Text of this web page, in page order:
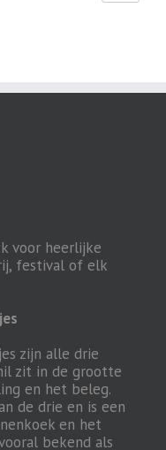
voor heerlijke
festival of elk
zijn alle drie
zit in de grootte
en het beleg.
de drie en is een
en het
bekend als